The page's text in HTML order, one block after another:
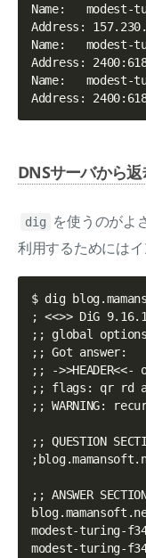
Name:
Address:
Name:
Address:
Name:
DNSサーバから
dig
を使うのがよ
利用するためにはイ
$ dig
; <<>> DiG
;; global
;; Got answer:
;; ->>HEADER<<-
;; flags: qr rd ad;
;; WARNING:
;; QUESTION
;; ANSWER
modest-turing-
modest-turing-